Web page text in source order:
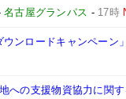
名古屋グランパス - 17時
ウンロードキャンペーン
への支援物資協力に関